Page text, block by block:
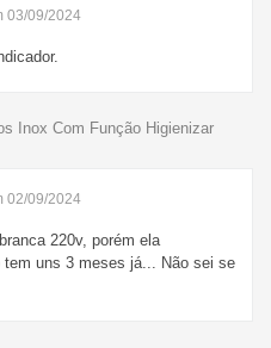
03/09/2024
Inox Com Função Higienizar
02/09/2024
220v, porém ela
uns 3 meses já... Não sei se